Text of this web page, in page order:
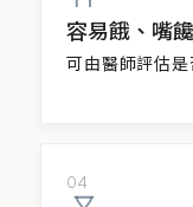
容易餓、嘴
可由醫師評估
04